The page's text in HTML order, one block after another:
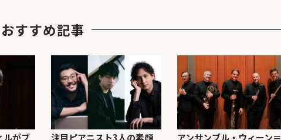
おすすめ記事
ルがブ
注目ピアニスト3人の素顔
アンサンブル・ウィーン＝